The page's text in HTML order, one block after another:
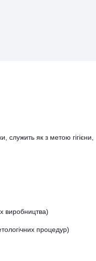
як з метою гігієни,
виробництва)
процедур)